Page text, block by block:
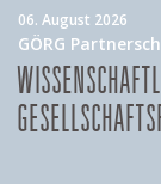
06. August 2026
GÖRG